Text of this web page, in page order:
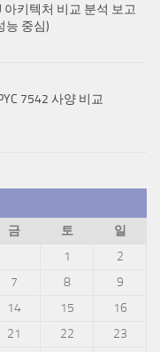
아키텍처 비교 분석 보고
능 중심)
7542 사양 비교
금 토
일
1
2
7 8
9
14 15
16
21 22
23